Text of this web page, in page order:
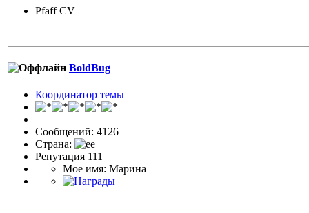
Pfaff CV
BoldBug
Координатор темы
Сообщений: 4126
Страна:
Репутация 111
Мое имя: Марина